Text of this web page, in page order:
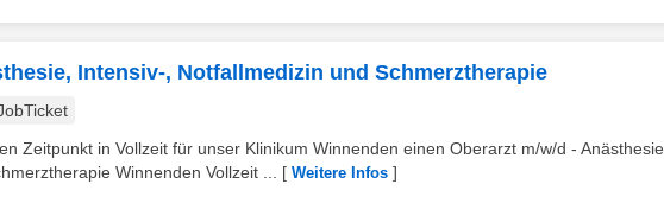
Intensiv-, Notfallmedizin und Schmerztherapie
Zeitpunkt in Vollzeit für unser Klinikum Winnenden einen Oberarzt m/w/d - Anästhesie,
Winnenden Vollzeit ...
[ Weitere Infos ]